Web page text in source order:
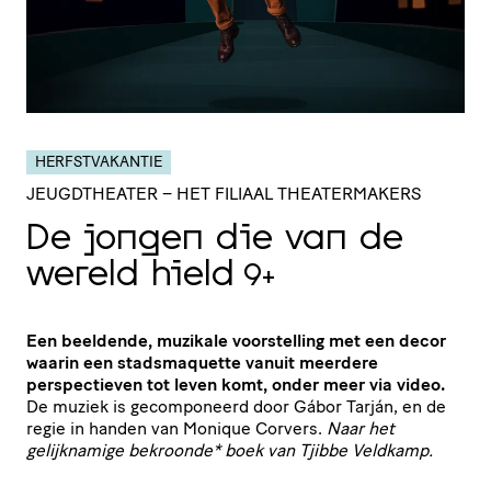
HERFSTVAKANTIE
JEUGDTHEATER – HET FILIAAL THEATERMAKERS
De jongen die van de
wereld hield 9+
Een beeldende, muzikale voorstelling met een decor
waarin een stadsmaquette vanuit meerdere
perspectieven tot leven komt, onder meer via video.
De muziek is gecomponeerd door Gábor Tarján, en de
regie in handen van Monique Corvers. Naar het
gelijknamige bekroonde* boek van Tjibbe Veldkamp.